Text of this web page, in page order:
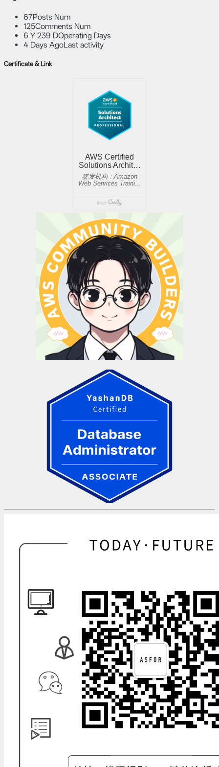
67Posts Num
125Comments Num
6 Y 239 DOperating Days
4 Days AgoLast activity
Certificate & Link